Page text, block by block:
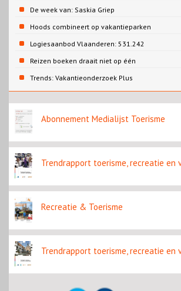
De week van: Saskia Griep
Hoods combineert op vakantieparken
recreatie en wonen
Logiesaanbod Vlaanderen: 531.242
slaapplaatsen
Reizen boeken draait niet op één
contentbron
Trends: Vakantieonderzoek Plus
Abonnement Medialijst Toerisme
Trendrapport toerisme, recreatie en
Recreatie & Toerisme
Trendrapport toerisme, recreatie en